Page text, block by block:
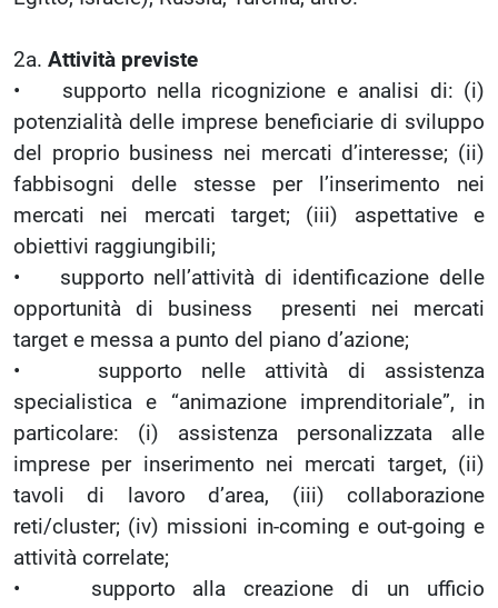
2a. Attività previste
• supporto nella ricognizione e analisi di: (i)
potenzialità delle imprese beneficiarie di sviluppo
del proprio business nei mercati d’interesse; (ii)
fabbisogni delle stesse per l’inserimento nei
mercati nei mercati target; (iii) aspettative e
obiettivi raggiungibili;
• supporto nell’attività di identificazione delle
opportunità di business presenti nei mercati
target e messa a punto del piano d’azione;
• supporto nelle attività di assistenza
specialistica e “animazione imprenditoriale”, in
particolare: (i) assistenza personalizzata alle
imprese per inserimento nei mercati target, (ii)
tavoli di lavoro d’area, (iii) collaborazione
reti/cluster; (iv) missioni in-coming e out-going e
attività correlate;
• supporto alla creazione di un ufficio